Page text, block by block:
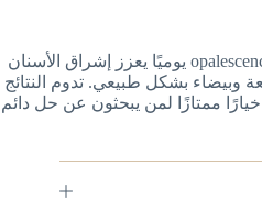
استخدام جل تبييض الأسنان opalescence 35 يوميًا يعزز إشراق الأسنان
وبيضاء بشكل طبيعي. تدوم النتائج
ممتازًا لمن يبحثون عن حل دائم